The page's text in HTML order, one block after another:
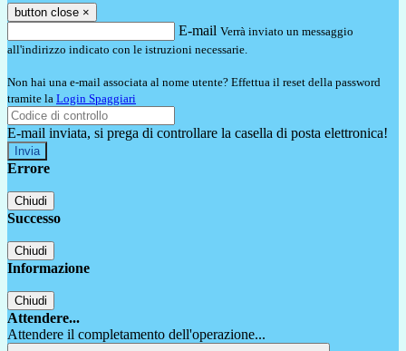
button close ×
E-mail Verrà inviato un messaggio
all'indirizzo indicato con le istruzioni necessarie.
Non hai una e-mail associata al nome utente? Effettua il reset della password
tramite la Login Spaggiari
E-mail inviata, si prega di controllare la casella di posta elettronica!
Errore
Chiudi
Successo
Chiudi
Informazione
Chiudi
Attendere...
Attendere il completamento dell'operazione...